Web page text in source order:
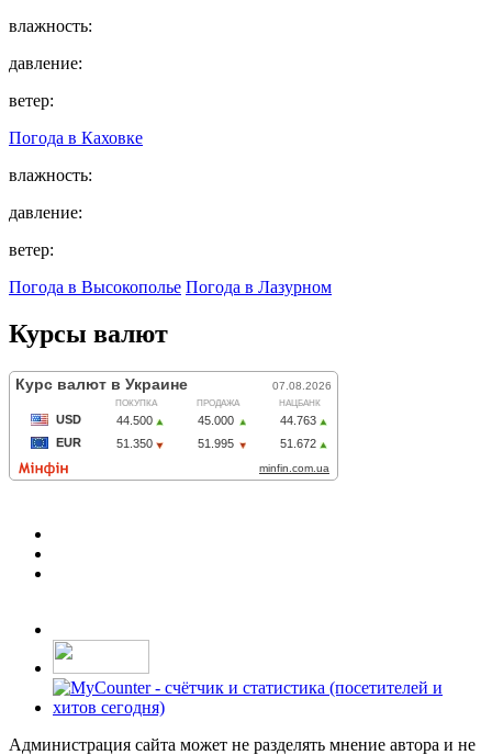
влажность:
давление:
ветер:
Погода в Каховке
влажность:
давление:
ветер:
Погода в Высокополье Погода в Лазурном
Курсы валют
Администрация сайта может не разделять мнение автора и не